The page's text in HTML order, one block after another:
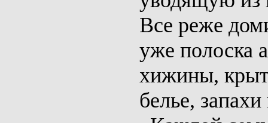
Все реже
уже полоска
хижины,
белье,